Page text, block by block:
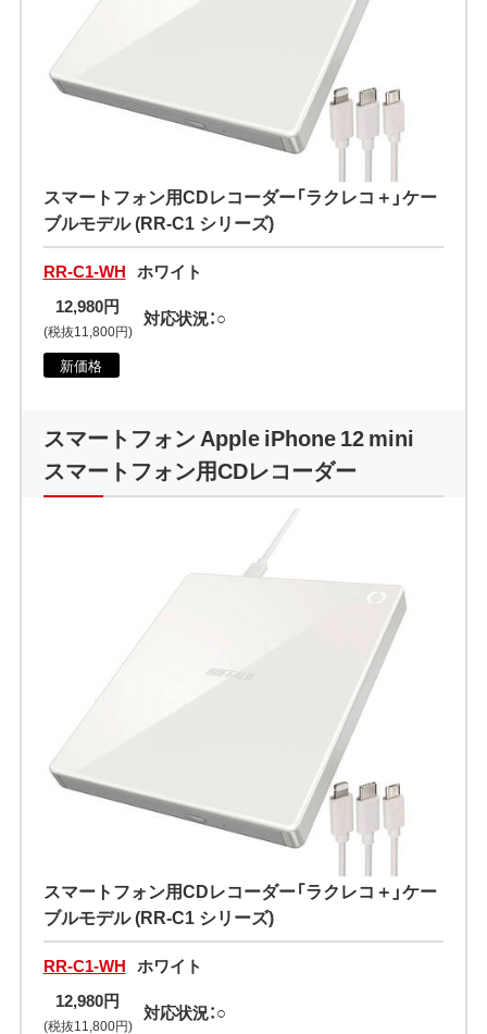
スマートフォン用CDレコーダー「ラクレコ＋」ケー
ブルモデル (RR-C1 シリーズ)
RR-C1-WH ホワイト
12,980円
(税抜11,800円)
対応状況：○
新価格
スマートフォン Apple iPhone 12 mini
スマートフォン用CDレコーダー
スマートフォン用CDレコーダー「ラクレコ＋」ケー
ブルモデル (RR-C1 シリーズ)
RR-C1-WH ホワイト
12,980円
(税抜11,800円)
対応状況：○